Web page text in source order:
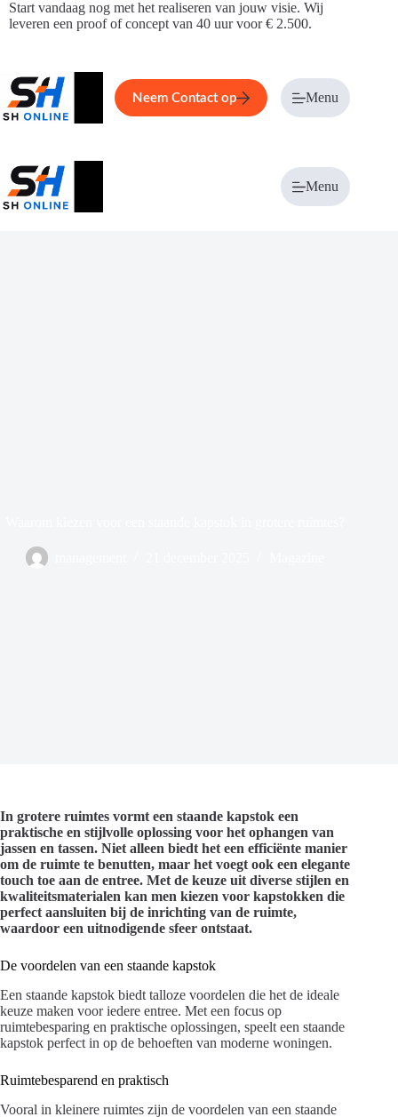
Ga
naar
Start vandaag nog met het realiseren van jouw visie. Wij
leveren een proof of concept van 40 uur voor € 2.500.
Home Service Over ons
Neem Contact op Menu
Menu
In grotere ruimtes vormt een staande kapstok een
praktische en stijlvolle oplossing voor het ophangen van
jassen en tassen. Niet alleen biedt het een efficiënte manier
om de ruimte te benutten, maar het voegt ook een elegante
touch toe aan de entree. Met de keuze uit diverse stijlen en
kwaliteitsmaterialen kan men kiezen voor kapstokken die
perfect aansluiten bij de inrichting van de ruimte,
waardoor een uitnodigende sfeer ontstaat.
De voordelen van een staande kapstok
Een staande kapstok biedt talloze voordelen die het de ideale
keuze maken voor iedere entree. Met een focus op
ruimtebesparing en praktische oplossingen, speelt een staande
kapstok perfect in op de behoeften van moderne woningen.
Ruimtebesparend en praktisch
Vooral in kleinere ruimtes zijn de voordelen van een staande